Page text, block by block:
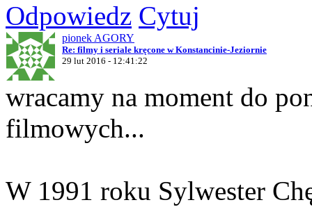
Odpowiedz Cytuj
pionek AGORY
Re: filmy i seriale kręcone w Konstancinie-Jeziornie
29 lut 2016 - 12:41:22
wracamy na moment do
filmowych...
W 1991 roku Sylwester